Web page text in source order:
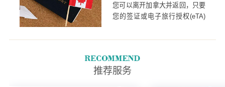
标准(取决于您的工作)。
您可以离开加拿大并返回，只要
您的签证或电子旅行授权(eTA)
工作)不是签证，不允许您回加
推荐服务